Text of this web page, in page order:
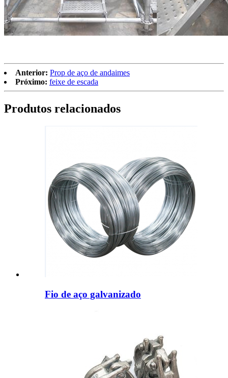
Anterior: Prop de aço de andaimes
Próximo: feixe de escada
Produtos relacionados
Fio de aço galvanizado